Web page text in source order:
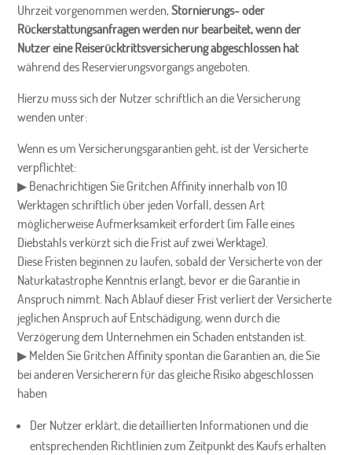
Uhrzeit vorgenommen werden,Stornierungs- oder
Rückerstattungsanfragen werden nur bearbeitet, wenn der
Nutzer eine Reiserücktrittsversicherung abgeschlossen hat
während des Reservierungsvorgangs angeboten.
Hierzu muss sich der Nutzer schriftlich an die Versicherung
wenden unter:
Wenn es um Versicherungsgarantien geht, ist der Versicherte
verpflichtet:
▶ Benachrichtigen Sie Gritchen Affinity innerhalb von 10
Werktagen schriftlich über jeden Vorfall, dessen Art
möglicherweise Aufmerksamkeit erfordert (im Falle eines
Diebstahls verkürzt sich die Frist auf zwei Werktage).
Diese Fristen beginnen zu laufen, sobald der Versicherte von der
Naturkatastrophe Kenntnis erlangt, bevor er die Garantie in
Anspruch nimmt. Nach Ablauf dieser Frist verliert der Versicherte
jeglichen Anspruch auf Entschädigung, wenn durch die
Verzögerung dem Unternehmen ein Schaden entstanden ist.
▶ Melden Sie Gritchen Affinity spontan die Garantien an, die Sie
bei anderen Versicherern für das gleiche Risiko abgeschlossen
haben
Der Nutzer erklärt, die detaillierten Informationen und die
entsprechenden Richtlinien zum Zeitpunkt des Kaufs erhalten